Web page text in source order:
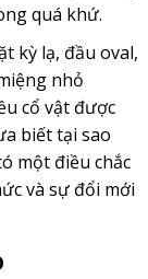
quá khứ.
kỳ lạ, đầu oval,
nhỏ
cổ vật được
biết tại sao
một điều chắc
và sự đổi mới